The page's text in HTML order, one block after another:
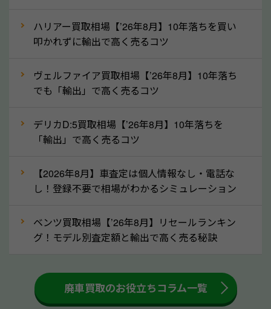
なら廃車の車も適正価格で買取できます。他社で買取
拒否となった車も価格がつく可能性があるので、諦め
でも高価買取が可能なケースは珍しくないため、まず
はWebで簡単にできる無料査定をお試しください。
実績」で確認できます。
⑤車内の簡単な清掃で買取価格アップも！
しばらく乗っていない車は、車内のシートや座席の下
が汚れていることも多いです。シミや汚れが付着して
す。車内の汚れは簡単な清掃だけで取り除けることも
多いため、査定前にチェックして、清掃をしておくの
大きな汚れがない限り必要はありません。査定に影響
するケースは少ないため、そのままお持ちいただいて
ハリアー買取相場【’26年8月】10年落ちを買い
叩かれずに輸出で高く売るコツ
ヴェルファイア買取相場【’26年8月】10年落ち
でも「輸出」で高く売るコツ
デリカD:5買取相場【’26年8月】10年落ちを
「輸出」で高く売るコツ
【2026年8月】車査定は個人情報なし・電話な
し！登録不要で相場がわかるシミュレーション
ベンツ買取相場【’26年8月】リセールランキン
グ！モデル別査定額と輸出で高く売る秘訣
廃車買取のお役立ちコラム一覧